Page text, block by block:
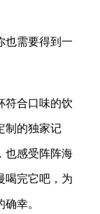
需要得到一
合口味的饮
制的独家记
也感受阵阵海
喝完它吧，为
幸。